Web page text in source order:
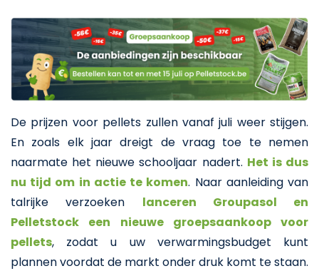
De prijzen voor pellets zullen vanaf juli weer stijgen.
En zoals elk jaar dreigt de vraag toe te nemen
naarmate het nieuwe schooljaar nadert. Het is dus
nu tijd om in actie te komen. Naar aanleiding van
talrijke verzoeken lanceren Groupasol en
Pelletstock een nieuwe groepsaankoop voor
pellets, zodat u uw verwarmingsbudget kunt
plannen voordat de markt onder druk komt te staan.